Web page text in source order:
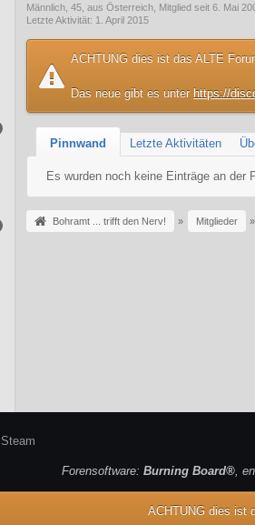
Männlich 45 aus Österreich Mitglied seit 6. Mai
Letzte Aktivität 1. April 2015
ACHTUNG dies ist das ALTE
Das neue gibt es unter https://
Pinnwand Letzte Aktivitäten
Es wurden noch keine Einträge an der
Bohramt ... trifft den Nerv! » Mitglieder »
Steam
Forensoftware: Burning Board®,
ACHTUNG dies ist